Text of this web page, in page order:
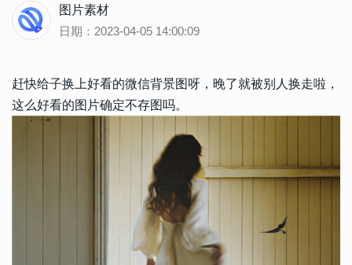
图片素材
日期：2023-04-05 14:00:09
赶快给子换上好看的微信背景图呀，晚了就被别人换走啦，
这么好看的图片确定不存图吗。